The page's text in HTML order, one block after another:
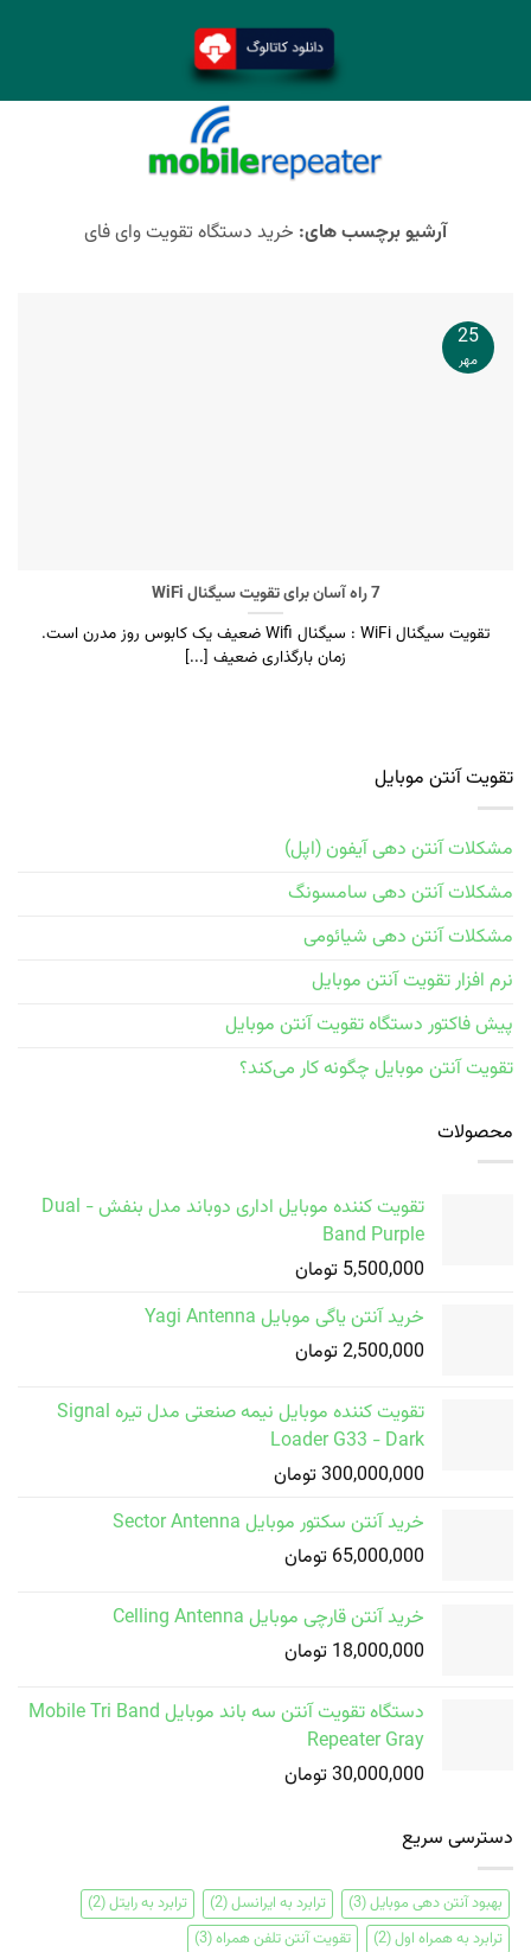
آرشیو برچسب های: خرید دستگاه تقویت وای فای
7 راه آسان برای تقویت سیگنال WiFi
تقویت سیگنال WiFi : سیگنال Wifi ضعیف یک کابوس روز مدرن است.
زمان بارگذاری ضعیف [...]
25
مهر
تقویت آنتن موبایل
مشکلات آنتن دهی آیفون (اپل)
مشکلات آنتن دهی سامسونگ
مشکلات آنتن دهی شیائومی
نرم افزار تقویت آنتن موبایل
پیش فاکتور دستگاه تقویت آنتن موبایل
تقویت آنتن موبایل چگونه کار می‌کند؟
محصولات
تقویت کننده موبایل اداری دوباند مدل بنفش - Dual
Band Purple
5,500,000 تومان
خرید آنتن یاگی موبایل Yagi Antenna
2,500,000 تومان
تقویت کننده موبایل نیمه صنعتی مدل تیره Signal
Loader G33 - Dark
300,000,000 تومان
خرید آنتن سکتور موبایل Sector Antenna
65,000,000 تومان
خرید آنتن قارچی موبایل Celling Antenna
18,000,000 تومان
دستگاه تقویت آنتن سه باند موبایل Mobile Tri Band
Repeater Gray
30,000,000 تومان
دسترسی سریع
بهبود آنتن دهی موبایل(3) ترابرد به ایرانسل(2) ترابرد به رایتل(2)
ترابرد به همراه اول(2) تقویت آنتن تلفن همراه(3)